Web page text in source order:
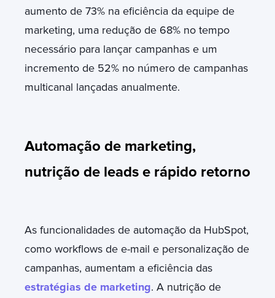
aumento de 73% na eficiência da equipe de
marketing, uma redução de 68% no tempo
necessário para lançar campanhas e um
incremento de 52% no número de campanhas
multicanal lançadas anualmente.
Automação de marketing,
nutrição de leads e rápido retorno
As funcionalidades de automação da HubSpot,
como workflows de e-mail e personalização de
campanhas, aumentam a eficiência das
estratégias de marketing. A nutrição de